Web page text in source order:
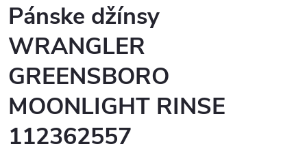
Pánske džínsy
WRANGLER
GREENSBORO
MOONLIGHT RINSE
112362557